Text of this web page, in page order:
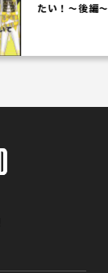
たい！～後編～